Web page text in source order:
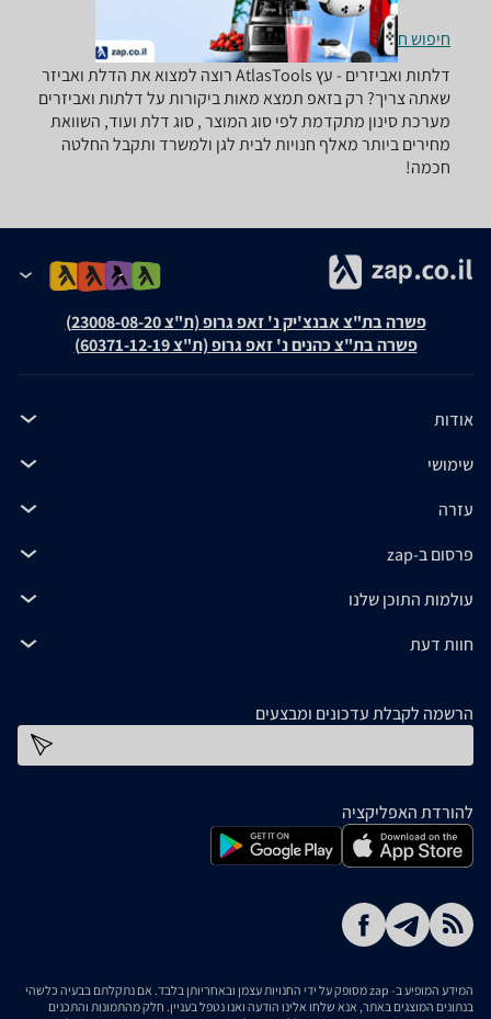
חיפוש חנויות דלתות ואביזרים לפי עיר
דלתות ואביזרים - ‏עץ ‏AtlasTools רוצה למצוא את הדלת ואביזר
שאתה צריך? רק בזאפ תמצא מאות ביקורות על דלתות ואביזרים
מערכת סינון מתקדמת לפי סוג המוצר , סוג דלת ועוד, השוואת
מחירים ביותר מאלף חנויות לבית לגן ולמשרד ותקבל החלטה
חכמה!
פשרה בת"צ אבנצ'יק נ' זאפ גרופ (ת"צ 23008-08-20)
פשרה בת"צ כהנים נ' זאפ גרופ (ת"צ 60371-12-19)
אודות
שימושי
עזרה
פרסום ב-zap
עולמות התוכן שלנו
חוות דעת
הרשמה לקבלת עדכונים ומבצעים
להורדת האפליקציה
המידע המופיע ב- zap מסופק על ידי החנויות עצמן ובאחריותן בלבד. אם נתקלתם בבעיה כלשהי
בנתונים המוצגים באתר, אנא שלחו אלינו הודעה ואנו נטפל בעניין. חלק מהתמונות והתכנים